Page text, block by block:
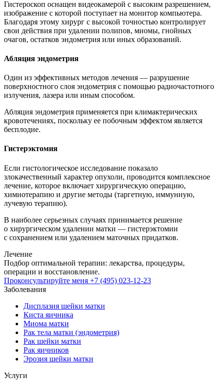
Гистероскоп оснащен видеокамерой с высоким разрешением,
изображение с которой поступает на монитор компьютера.
Благодаря этому хирург с высокой точностью контролирует
свои действия при удалении полипов, миомы, гнойных
очагов, остатков эндометрия или иных образований.
Абляция эндометрия
Один из эффективных методов лечения — разрушение
поверхностного слоя эндометрия с помощью радиочастотного
излучения, лазера или иным способом.
Абляция эндометрия применяется при климактерических
кровотечениях, поскольку ее побочным эффектом является
бесплодие.
Гистерэктомия
Если гистологическое исследование показало
злокачественный характер опухоли, проводится комплексное
лечение, которое включает хирургическую операцию,
химиотерапию и другие методы (таргетную, иммунную,
лучевую терапию).
В наиболее серьезных случаях принимается решение
о хирургическом удалении матки — гистерэктомии
с сохранением или удалением маточных придатков.
Лечение
Подбор оптимальной терапии: лекарства, процедуры,
операции и восстановление.
Проконсультируйте меня +7 (495) 023-12-23
Заболевания
Дисплазия шейки матки
Киста яичника
Миома матки
Рак тела матки (эндометрия)
Рак шейки матки
Рак яичников
Эрозия шейки матки
Услуги